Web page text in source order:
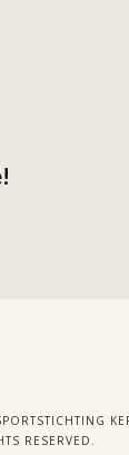
RESERVED.